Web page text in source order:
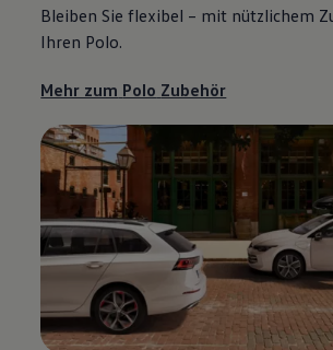
Bleiben Sie flexibel – mit nützlichem
Ihren Polo.
Mehr zum Polo Zubehör